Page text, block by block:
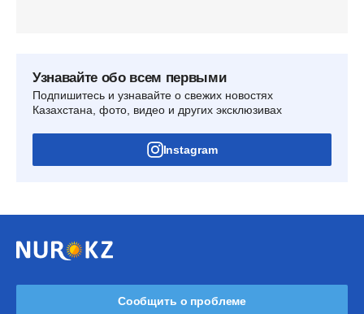
Узнавайте обо всем первыми
Подпишитесь и узнавайте о свежих новостях
Казахстана, фото, видео и других эксклюзивах
Instagram
Сообщить о проблеме